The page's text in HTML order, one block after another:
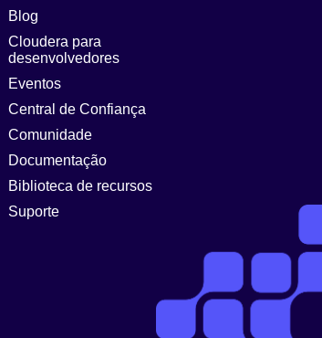
Blog
Cloudera para
desenvolvedores
Eventos
Central de Confiança
Comunidade
Documentação
Biblioteca de recursos
Suporte